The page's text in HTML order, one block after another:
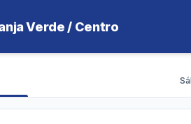
Verde / Centro